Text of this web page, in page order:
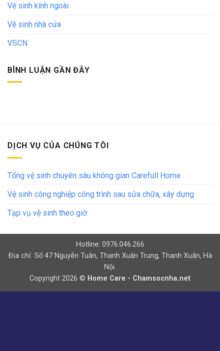
Vệ sinh kính ngoài
Vệ sinh nhà cửa
VSCN
BÌNH LUẬN GẦN ĐÂY
DỊCH VỤ CỦA CHÚNG TÔI
Tổng vệ sinh chuyên sâu không gian Carefull Home
Vệ sinh công nghiệp công trình sau sửa chữa, xây dựng
Tạp vụ vệ sinh theo giờ
Hotline: 0976.046.266
Địa chỉ: Số 47 Nguyễn Tuân, Thanh Xuân Trung, Thanh Xuân, Hà
Nội.
Copyright 2026 © Home Care - Chamsocnha.net